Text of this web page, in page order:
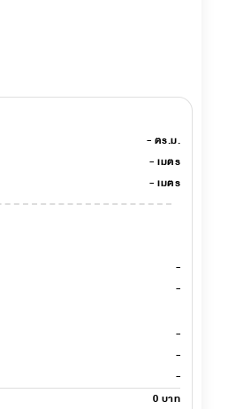
- ตร.ม.
- เมตร
- เมตร
-
-
-
-
-
0 บาท